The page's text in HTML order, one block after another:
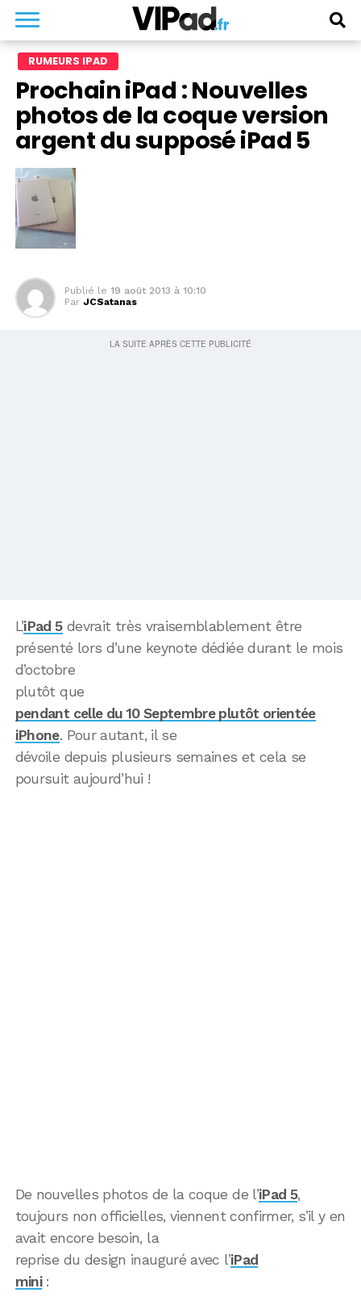
RUMEURS IPAD
Prochain iPad : Nouvelles
photos de la coque version
argent du supposé iPad 5
Publié le 19 août 2013 à 10:10
Par JCSatanas
L’iPad 5devrait très vraisemblablement être
présenté lors d’une keynote dédiée durant le mois
d’octobre
plutôt que
pendant celle du 10 Septembre plutôt orientée
iPhone. Pour autant, il se
dévoile depuis plusieurs semaines et cela se
poursuit aujourd’hui !
De nouvelles photos de la coque de l’iPad 5,
toujours non officielles, viennent confirmer, s’il y en
avait encore besoin, la
reprise du design inauguré avec l’iPad
mini: